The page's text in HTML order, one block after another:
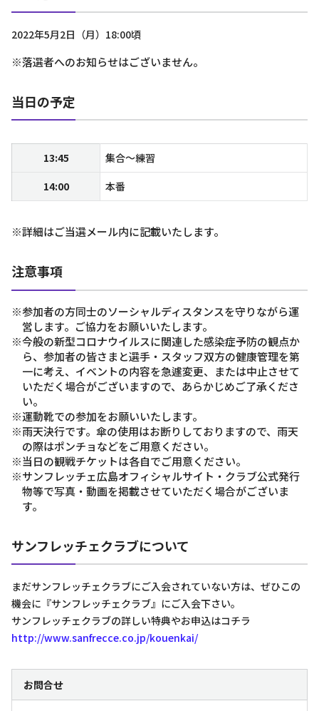
2022年5月2日（月）18:00頃
※落選者へのお知らせはございません。
当日の予定
13:45
集合～練習
14:00
本番
※詳細はご当選メール内に記載いたします。
注意事項
※参加者の方同士のソーシャルディスタンスを守りながら運
営します。ご協力をお願いいたします。
※今般の新型コロナウイルスに関連した感染症予防の観点か
ら、参加者の皆さまと選手・スタッフ双方の健康管理を第
一に考え、イベントの内容を急遽変更、または中止させて
いただく場合がございますので、あらかじめご了承くださ
い。
※運動靴での参加をお願いいたします。
※雨天決行です。傘の使用はお断りしておりますので、雨天
の際はポンチョなどをご用意ください。
※当日の観戦チケットは各自でご用意ください。
※サンフレッチェ広島オフィシャルサイト・クラブ公式発行
物等で写真・動画を掲載させていただく場合がございま
す。
サンフレッチェクラブについて
まだサンフレッチェクラブにご入会されていない方は、ぜひこの
機会に『サンフレッチェクラブ』にご入会下さい。
サンフレッチェクラブの詳しい特典やお申込はコチラ
http://www.sanfrecce.co.jp/kouenkai/
お問合せ